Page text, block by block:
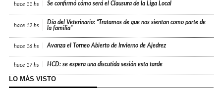
hace 11 hs Se confirmó cómo será el Clausura de la Liga Local
hace 12 hs
Día del Veterinario: “Tratamos de que nos sientan como parte de
la familia”
hace 16 hs Avanza el Torneo Abierto de Invierno de Ajedrez
hace 17 hs HCD: se espera una discutida sesión esta tarde
LO MÁS VISTO